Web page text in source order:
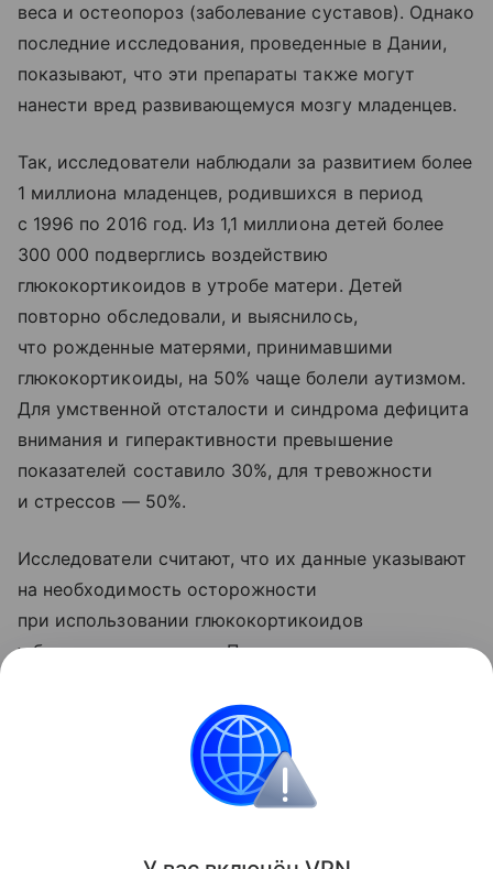
веса и остеопороз (заболевание суставов). Однако
последние исследования, проведенные в Дании,
показывают, что эти препараты также могут
нанести вред развивающемуся мозгу младенцев.
Так, исследователи наблюдали за развитием более
1 миллиона младенцев, родившихся в период
с 1996 по 2016 год. Из 1,1 миллиона детей более
300 000 подверглись воздействию
глюкокортикоидов в утробе матери. Детей
повторно обследовали, и выяснилось,
что рожденные матерями, принимавшими
глюкокортикоиды, на 50% чаще болели аутизмом.
Для умственной отсталости и синдрома дефицита
внимания и гиперактивности превышение
показателей составило 30%, для тревожности
и стрессов — 50%.
Исследователи считают, что их данные указывают
на необходимость осторожности
при использовании глюкокортикоидов
у беременных женщин. По их мнению,
воспалительными заболеваниями альтернативные
препараты могут быть безопаснее. Вместе с тем,
отмечается необходимость дополнительных